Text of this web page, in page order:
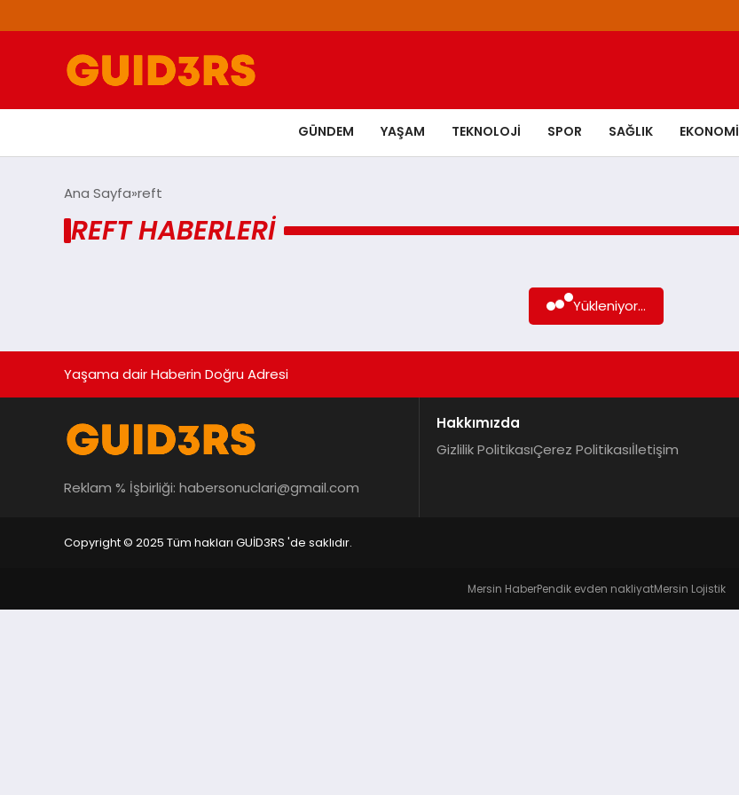
GÜNDEM YAŞAM TEKNOLOJI SPOR SAĞLIK EKONOMI
Ana Sayfa reft
REFT HABERLERI
Yükleniyor...
Yaşama dair Haberin Doğru Adresi
Reklam % İşbirliği: habersonuclari@gmail.com
Hakkımızda
Gizlilik PolitikasıÇerez Politikasıİletişim
Copyright © 2025 Tüm hakları GUİD3RS 'de saklıdır.
Mersin HaberPendik evden nakliyatMersin Lojistik